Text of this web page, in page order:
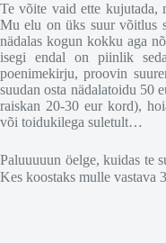
Te võite vaid ette kujutada,
Mu elu on üks suur võitlus
nädalas kogun kokku aga
isegi endal on piinlik
poenimekirju, proovin
suudan osta nädalatoidu 50
raiskan 20-30 eur kord),
või toidukilega suletult…
Paluuuuun öelge, kuidas te
Kes koostaks mulle vastava